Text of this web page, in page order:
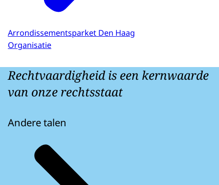
Arrondissementsparket Den Haag
Organisatie
Rechtvaardigheid is een kernwaarde
van onze rechtsstaat
Andere talen